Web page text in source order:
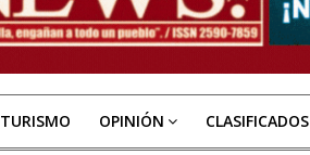
TURISMO OPINIÓN CLASIFICADOS